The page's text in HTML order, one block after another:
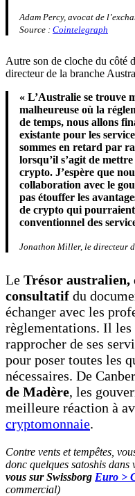
Adam Percy, avocat de
Source : Cointelegraph
Autre son de cloche du côté
directeur de la branche
« L’Australie se trouve
malheureuse où la
de temps, nous allons
existante pour les
sommes en retard par
lorsqu’il s’agit de
crypto. J’espère que
collaboration avec le
pas étouffer les
de crypto qui
conventionnel des
Jonathon Miller, le directeur
Le Trésor australien,
consultatif du
échanger avec les
règlementations. Il
rapprocher de ses
pour poser toutes les
nécessaires. De
de Madère, les
meilleure réaction à
cryptomonnaie.
Contre vents et tempêtes,
donc quelques satoshis
vous sur Swissborg Euro >
commercial)